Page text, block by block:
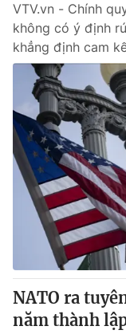
Xã hội
Pháp luật
Y tế
Thế giới
Tin tức
Thế giới đó đây
Câu chuyện quốc
Kinh tế
Tài chính
Thị trường
Góc doanh nghiệp
Dữ liệu và đời
Truyền hình
VTV.vn - Chính
không có ý định
khẳng định cam
NATO ra
năm thành